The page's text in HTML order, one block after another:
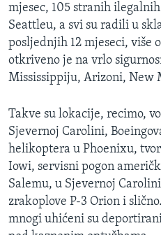
ŽENSKA STRANA
IZBJEGLIČKA STRANA
MAGAZIN
O GLASU AMERIKE
Learning English
PRATITE NAS
Jezici
mjesec, 105 stranih
Seattleu, a svi su radili u
posljednjih 12 mjeseci, više
otkriveno je na vrlo
Mississippiju, Arizoni, New
Takve su lokacije, recimo,
Sjevernoj Carolini,
helikoptera u Phoenixu,
Iowi, servisni pogon
Salemu, u Sjevernoj
zrakoplove P-3 Orion i
mnogi uhićeni su